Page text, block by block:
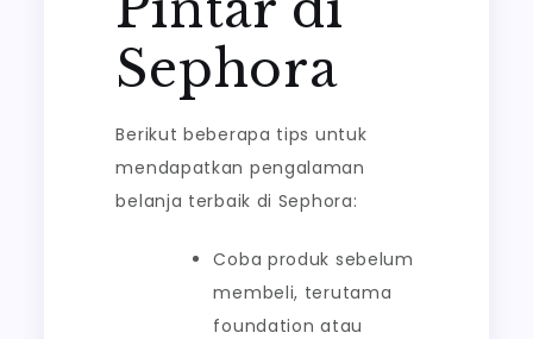
Sephora
Berikut beberapa tips untuk
mendapatkan pengalaman
belanja terbaik di Sephora:
Coba produk sebelum
membeli, terutama
foundation atau